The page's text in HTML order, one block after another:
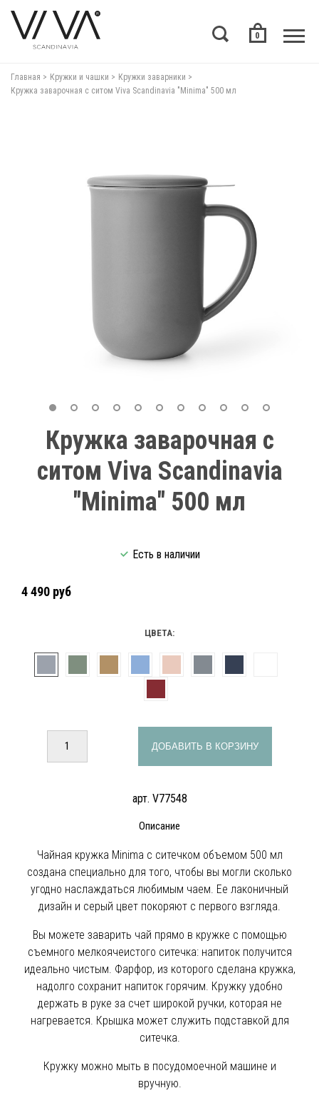
0
Главная Кружки и чашки
Кружки заварники
Кружка заварочная с ситом Viva Scandinavia "Minima" 500 мл
Кружка заварочная с
ситом Viva Scandinavia
"Minima" 500 мл
Есть в наличии
4 490 руб
ЦВЕТА:
ДОБАВИТЬ В КОРЗИНУ
арт. V77548
Описание
Чайная кружка Minima с ситечком объемом 500 мл
создана специально для того, чтобы вы могли сколько
угодно наслаждаться любимым чаем. Ее лаконичный
дизайн и серый цвет покоряют с первого взгляда.
Вы можете заварить чай прямо в кружке с помощью
съемного мелкоячеистого ситечка: напиток получится
идеально чистым. Фарфор, из которого сделана кружка,
надолго сохранит напиток горячим. Кружку удобно
держать в руке за счет широкой ручки, которая не
нагревается. Крышка может служить подставкой для
ситечка.
Кружку можно мыть в посудомоечной машине и
вручную.